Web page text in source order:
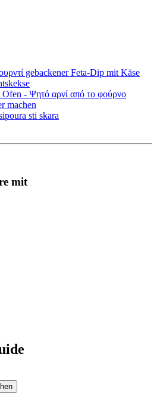
gebackener Feta-Dip mit Käse
- Ψητό αρνί από το φούρνο
machen
sti skara
mit